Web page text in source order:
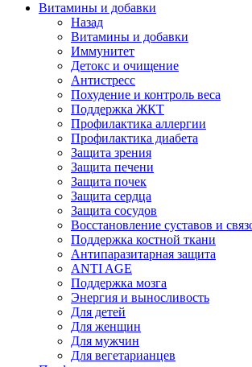
Витамины и добавки
Назад
Витамины и добавки
Иммунитет
Детокс и очищение
Антистресс
Похудение и контроль веса
Поддержка ЖКТ
Профилактика аллергии
Профилактика диабета
Защита зрения
Защита печени
Защита почек
Защита сердца
Защита сосудов
Восстановление суставов и
Поддержка костной ткани
Антипаразитарная защита
ANTI AGE
Поддержка мозга
Энергия и выносливость
Для детей
Для женщин
Для мужчин
Для вегетарианцев